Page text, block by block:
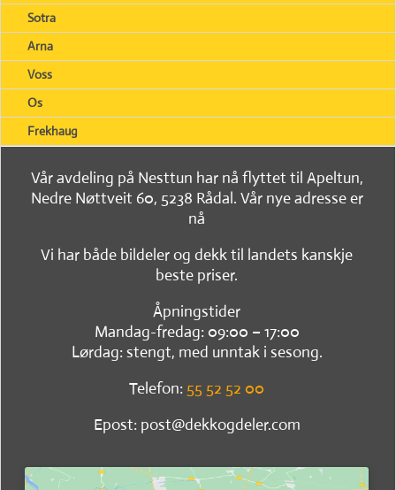
Sotra
Arna
Voss
Os
Frekhaug
Vår avdeling på Nesttun har nå flyttet til Apeltun,
Nedre Nøttveit 60, 5238 Rådal. Vår nye adresse er
nå
Vi har både bildeler og dekk til landets kanskje
beste priser.
Åpningstider
Mandag-fredag: 09:00 – 17:00
Lørdag: stengt, med unntak i sesong.
Telefon: 55 52 52 00
Epost: post@dekkogdeler.com